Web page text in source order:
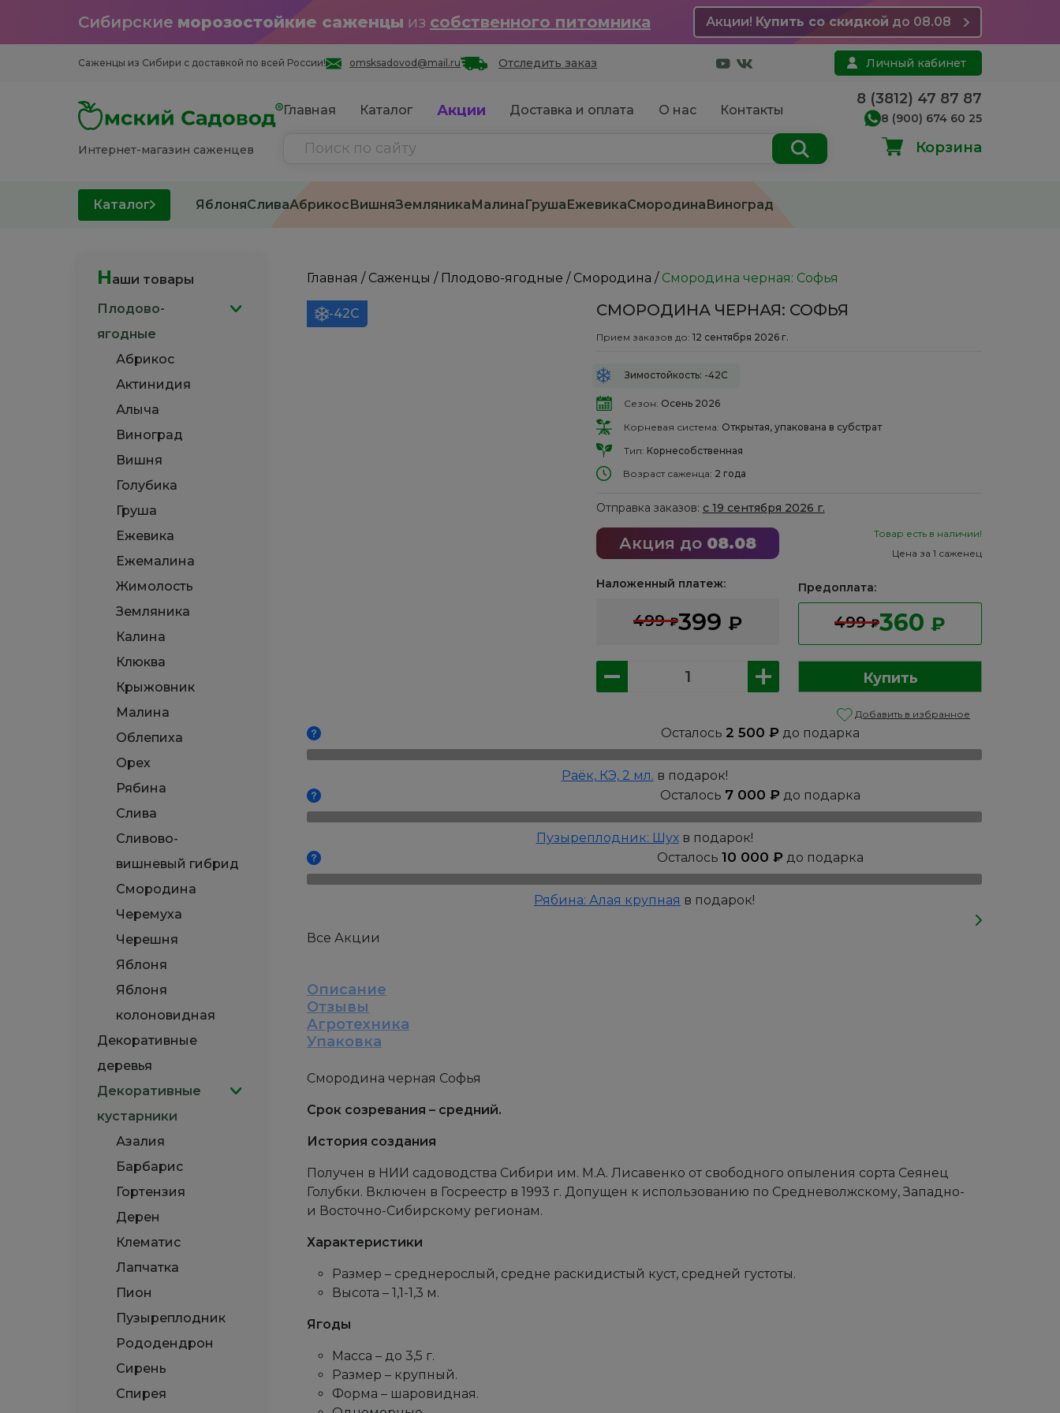
Сибирские морозостойкие саженцы из собственного питомника Акции! Купить со скидкой до 08.08
Саженцы из Cибири с доставкой по всей России! omsksadovod@mail.ru Отследить заказ Личный кабинет
Интернет-магазин саженцев
Главная Каталог Акции Доставка и оплата О нас Контакты
8 (3812) 47 87 87
8 (900) 674 60 25
Корзина
Каталог ЯблоняСливаАбрикосВишняЗемляникаМалинаГрушаЕжевикаСмородинаВиноград
Наши товары
Плодово-
ягодные
Абрикос
Актинидия
Алыча
Виноград
Вишня
Голубика
Груша
Ежевика
Ежемалина
Жимолость
Земляника
Калина
Клюква
Крыжовник
Малина
Облепиха
Орех
Рябина
Слива
Сливово-
вишневый гибрид
Смородина
Черемуха
Черешня
Яблоня
Яблоня
колоновидная
Декоративные
деревья
Декоративные
кустарники
Азалия
Барбарис
Гортензия
Дерен
Клематис
Лапчатка
Пион
Пузыреплодник
Рододендрон
Сирень
Спирея
Главная / Саженцы / Плодово-ягодные / Смородина / Смородина черная: Софья
-42С СМОРОДИНА ЧЕРНАЯ: СОФЬЯ
Прием заказов до: 12 сентября 2026 г.
Зимостойкость: -42С
Сезон: Осень 2026
Корневая система: Открытая, упакована в субстрат
Тип: Корнесобственная
Возраст саженца: 2 года
Отправка заказов: с 19 сентября 2026 г.
Акция до 08.08
Товар есть в наличии!
Цена за 1 саженец
Наложенный платеж:
499₽399 ₽
Предоплата:
499₽360₽
товара
Софья
Купить
Добавить в избранное
Осталось 2 500 ₽ до подарка
Раёк, КЭ, 2 мл. в подарок!
Осталось 7 000 ₽ до подарка
Пузыреплодник: Шухв подарок!
Осталось 10 000 ₽ до подарка
Рябина: Алая крупная в подарок!
Все Акции
Описание
Отзывы
Агротехника
Упаковка
Смородина черная Софья
Срок созревания – средний.
История создания
Получен в НИИ садоводства Сибири им. М.А. Лисавенко от свободного опыления сорта Сеянец
Голубки. Включен в Госреестр в 1993 г. Допущен к использованию по Средневолжскому, Западно-
и Восточно-Сибирскому регионам.
Характеристики
Размер – среднерослый, средне раскидистый куст, средней густоты.
Высота – 1,1-1,3 м.
Ягоды
Масса – до 3,5 г.
Размер – крупный.
Форма – шаровидная.